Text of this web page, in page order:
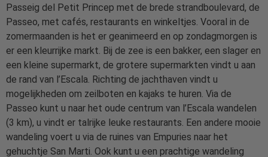
Passeig del Petit Princep met de brede strandboulevard, de
Passeo, met cafés, restaurants en winkeltjes. Vooral in de
zomermaanden is het er geanimeerd en op zondagmorgen is
er een kleurrijke markt. Bij de zee is een bakker, een slager en
een kleine supermarkt, de grotere supermarkten vindt u aan
de rand van l’Escala. Richting de jachthaven vindt u
mogelijkheden om zeilboten en kajaks te huren. Via de
Passeo kunt u naar het oude centrum van l’Escala wandelen
(3 km), u vindt er talrijke leuke restaurants. Een andere mooie
wandeling voert u via de ruines van Empuries naar het
gehuchtje San Marti. Ook kunt u een prachtige wandeling